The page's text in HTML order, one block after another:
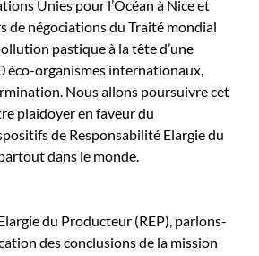
Unies pour l’Océan à Nice et
de négociations du Traité mondial
pastique à la tête d’une
éco-organismes internationaux,
Nous allons poursuivre cet
plaidoyer en faveur du
de Responsabilité Elargie du
dans le monde.
du Producteur (REP), parlons-
des conclusions de la mission